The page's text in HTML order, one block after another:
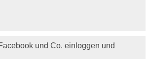
und Co. einloggen und